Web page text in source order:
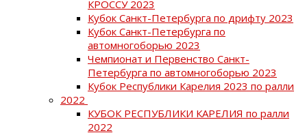
КРОССУ 2023
Кубок Санкт-Петербурга по дрифту 2023
Кубок Санкт-Петербурга по
автомногоборью 2023
Чемпионат и Первенство Санкт-
Петербурга по автомногоборью 2023
Кубок Республики Карелия 2023 по ралли
2022
КУБОК РЕСПУБЛИКИ КАРЕЛИЯ по ралли
2022